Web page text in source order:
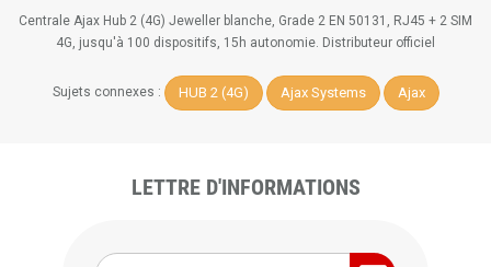
Centrale Ajax Hub 2 (4G) Jeweller blanche, Grade 2 EN 50131, RJ45 + 2 SIM
4G, jusqu'à 100 dispositifs, 15h autonomie. Distributeur officiel
Sujets connexes : HUB 2 (4G) Ajax Systems Ajax
LETTRE D'INFORMATIONS